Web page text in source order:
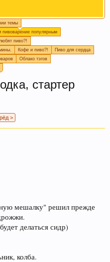
по-теме ПРОШУ
гормон
независимо от того,
этой марки, и даже
темы
пивоварение популярным
пиво?!
Кофе и пиво?!
Пиво для сердца
Облако тэгов
стартер
>
мешалку" решил прежде
делаться сидр)
колба.